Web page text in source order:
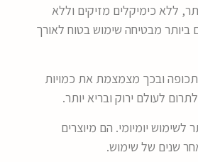
ללא כימיקלים מזיקים וללא
ביותר מבטיחה שימוש בטוח לאורך
ובכך מצמצמת את כמויות
לעולם ירוק ובריא יותר.
לשימוש יומיומי. הם מיוצרים
שנים של שימוש.